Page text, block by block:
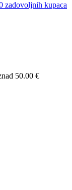
zadovoljnih kupaca
50.00 €